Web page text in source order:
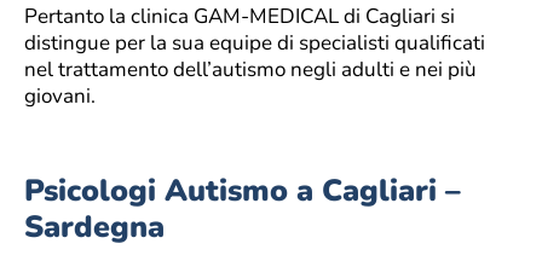
Pertanto la clinica GAM-MEDICAL di Cagliari si
distingue per la sua equipe di specialisti qualificati
nel trattamento dell’autismo negli adulti e nei più
giovani.
Psicologi Autismo a Cagliari –
Sardegna